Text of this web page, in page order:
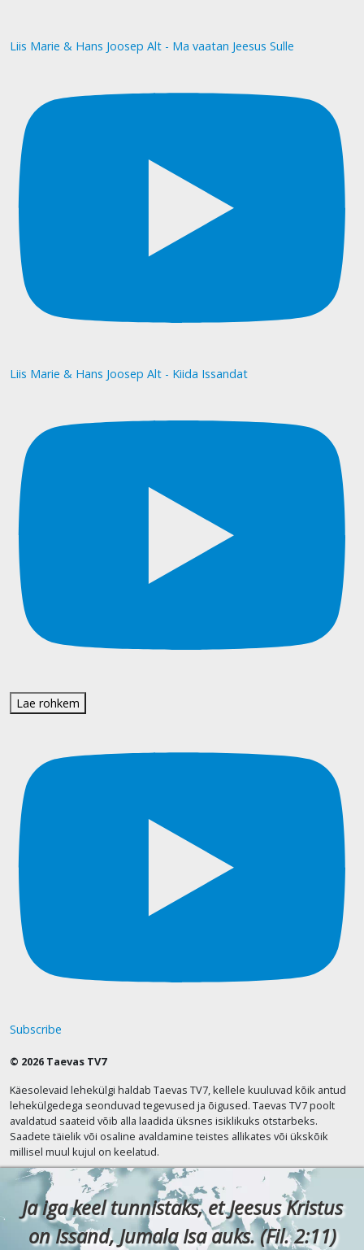
Liis Marie & Hans Joosep Alt - Ma vaatan Jeesus Sulle
Liis Marie & Hans Joosep Alt - Kiida Issandat
Lae rohkem
Subscribe
© 2026 Taevas TV7
Käesolevaid lehekülgi haldab Taevas TV7, kellele kuuluvad kõik antud
lehekülgedega seonduvad tegevused ja õigused. Taevas TV7 poolt
avaldatud saateid võib alla laadida üksnes isiklikuks otstarbeks.
Saadete täielik või osaline avaldamine teistes allikates või ükskõik
millisel muul kujul on keelatud.
Ja iga keel tunnistaks, et Jeesus Kristus
on Issand, Jumala Isa auks. (Fil. 2:11)